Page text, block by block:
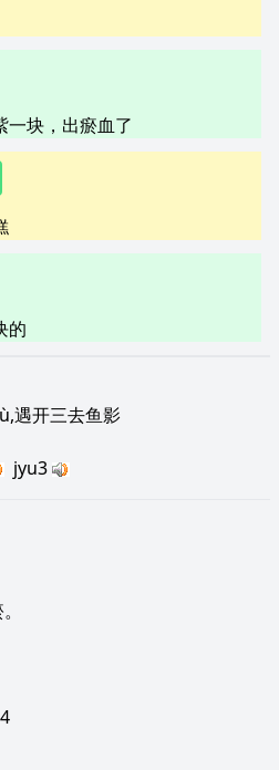
一块，出瘀血了
的
遇开三去鱼影
jyu3